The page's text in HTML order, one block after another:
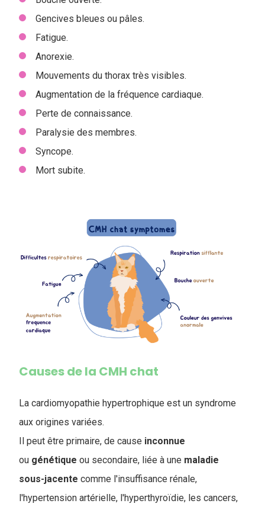
Gencives bleues ou pâles.
Fatigue.
Anorexie.
Mouvements du thorax très visibles.
Augmentation de la fréquence cardiaque.
Perte de connaissance.
Paralysie des membres.
Syncope.
Mort subite.
Causes de la CMH chat
La cardiomyopathie hypertrophique est un syndrome
aux origines variées.
Il peut être primaire, de cause inconnue
ou génétique ou secondaire, liée à une maladie
sous-jacente comme l'insuffisance rénale,
l'hypertension artérielle, l'hyperthyroïdie, les cancers,